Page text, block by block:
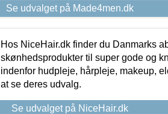
Se udvalget på Made4men.dk
Hos NiceHair.dk finder du Danmarks
skønhedsprodukter til super gode og
indenfor hudpleje, hårpleje, makeup,
at se deres udvalg.
Se udvalget på NiceHair.dk